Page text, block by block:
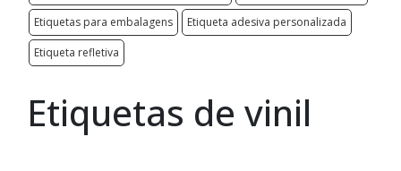
Etiquetas para embalagens
Etiqueta adesiva personalizada
Etiqueta refletiva
Etiquetas de vinil